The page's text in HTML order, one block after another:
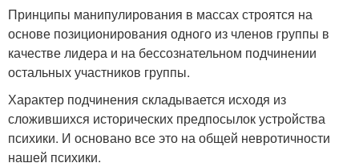
Принципы манипулирования в массах строятся на
основе позиционирования одного из членов группы в
качестве лидера и на бессознательном подчинении
остальных участников группы.
Характер подчинения складывается исходя из
сложившихся исторических предпосылок устройства
психики. И основано все это на общей невротичности
нашей психики.